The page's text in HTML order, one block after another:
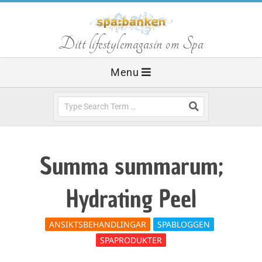
S
p
a
Ditt lifestylemagasin om Spa
Menu
Summa summarum;
Hydrating Peel
ANSIKTSBEHANDLINGAR
SPABLOGGEN
SPAPRODUKTER